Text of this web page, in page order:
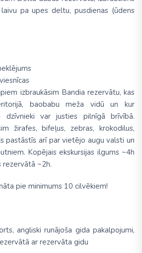
pa upes deltu, pusdienas (ūdens
izbraukāsim Bandia rezervātu, kas
baobabu meža vidū un kur
dzīvnieki var justies pilnīgā brīvībā.
žirafes, bifeļus, zebras, krokodilus,
pastāstīs arī par vietējo augu valsti un
Kopējais ekskursijas ilgums ~4h
rezervātā ~2h.
pie minimums 10 cilvēkiem!
angliski runājoša gida pakalpojumi,
ar rezervāta gidu